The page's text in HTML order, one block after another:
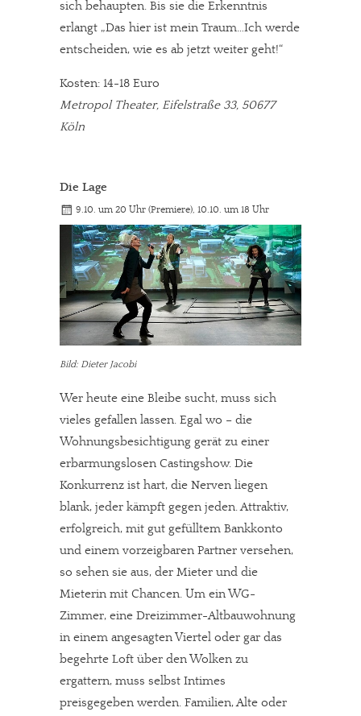
sich behaupten. Bis sie die Erkenntnis
erlangt „Das hier ist mein Traum…Ich werde
entscheiden, wie es ab jetzt weiter geht!“
Kosten: 14-18 Euro
Metropol Theater, Eifelstraße 33, 50677
Köln
Die Lage
9.10. um 20 Uhr (Premiere), 10.10. um 18 Uhr
Bild: Dieter Jacobi
Wer heute eine Bleibe sucht, muss sich
vieles gefallen lassen. Egal wo – die
Wohnungsbesichtigung gerät zu einer
erbarmungslosen Castingshow. Die
Konkurrenz ist hart, die Nerven liegen
blank, jeder kämpft gegen jeden. Attraktiv,
erfolgreich, mit gut gefülltem Bankkonto
und einem vorzeigbaren Partner versehen,
so sehen sie aus, der Mieter und die
Mieterin mit Chancen. Um ein WG-
Zimmer, eine Dreizimmer-Altbauwohnung
in einem angesagten Viertel oder gar das
begehrte Loft über den Wolken zu
ergattern, muss selbst Intimes
preisgegeben werden. Familien, Alte oder